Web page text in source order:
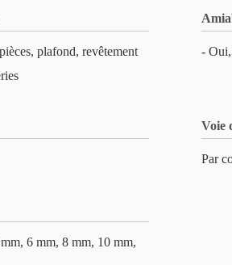
plafond, revêtement
-
Voie
Par
6 mm, 8 mm, 10 mm,